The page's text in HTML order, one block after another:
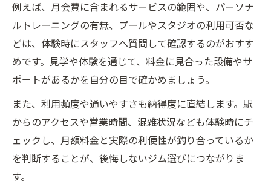
例えば、月会費に含まれるサービスの範囲や、パーソナ
ルトレーニングの有無、プールやスタジオの利用可否な
どは、体験時にスタッフへ質問して確認するのがおすす
めです。見学や体験を通じて、料金に見合った設備やサ
ポートがあるかを自分の目で確かめましょう。
また、利用頻度や通いやすさも納得度に直結します。駅
からのアクセスや営業時間、混雑状況なども体験時にチ
ェックし、月額料金と実際の利便性が釣り合っているか
を判断することが、後悔しないジム選びにつながりま
す。